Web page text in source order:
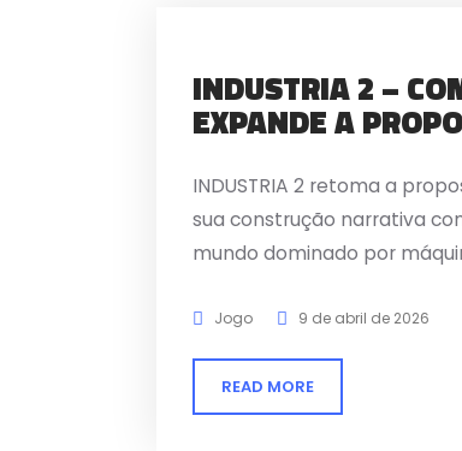
INDUSTRIA 2 –
EXPANDE A
INDUSTRIA 2 retoma a
sua construção narrativa
mundo dominado por
Jogo 9 de abril de 2026
READ MORE